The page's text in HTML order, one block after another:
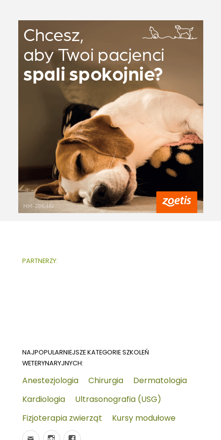
PARTNERZY:
NAJPOPULARNIEJSZE KATEGORIE SZKOLEŃ
WETERYNARYJNYCH:
Anestezjologia Chirurgia
Dermatologia
Kardiologia
Ultrasonografia (USG)
Fizjoterapia zwierząt
Kursy modułowe